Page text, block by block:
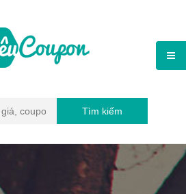
Tìm kiếm